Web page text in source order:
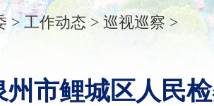
>工作动态 > 巡视巡察>
州市鲤城区人民